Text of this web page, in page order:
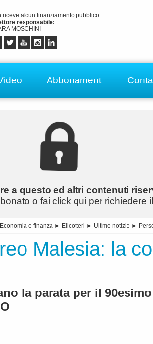
riceve alcun finanziamento pubblico
responsabile:
MOSCHINI
Abbonamenti
a questo ed altri contenuti
o fai click qui per richiedere
Economia e finanza ► Elicotteri ► Ultime notizie ►
Malesia: la
la parata per il